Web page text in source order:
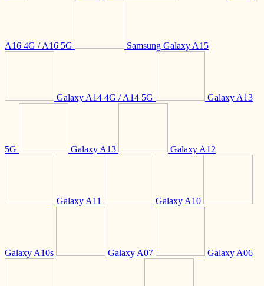
A16 4G / A16 5G Samsung Galaxy A15
Galaxy A14 4G / A14 5G Galaxy A13
5G Galaxy A13 Galaxy A12
Galaxy A11 Galaxy A10
Galaxy A10s Galaxy A07 Galaxy A06